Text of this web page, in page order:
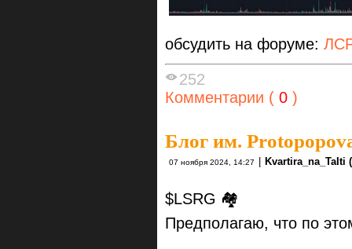
обсудить на форуме:
252
Комментарии ( 0 )
Блог им.
07 ноября 2024, 14:27 | Kvartira_na_TaIti
$LSRG 🏘️
Предполагаю, что по